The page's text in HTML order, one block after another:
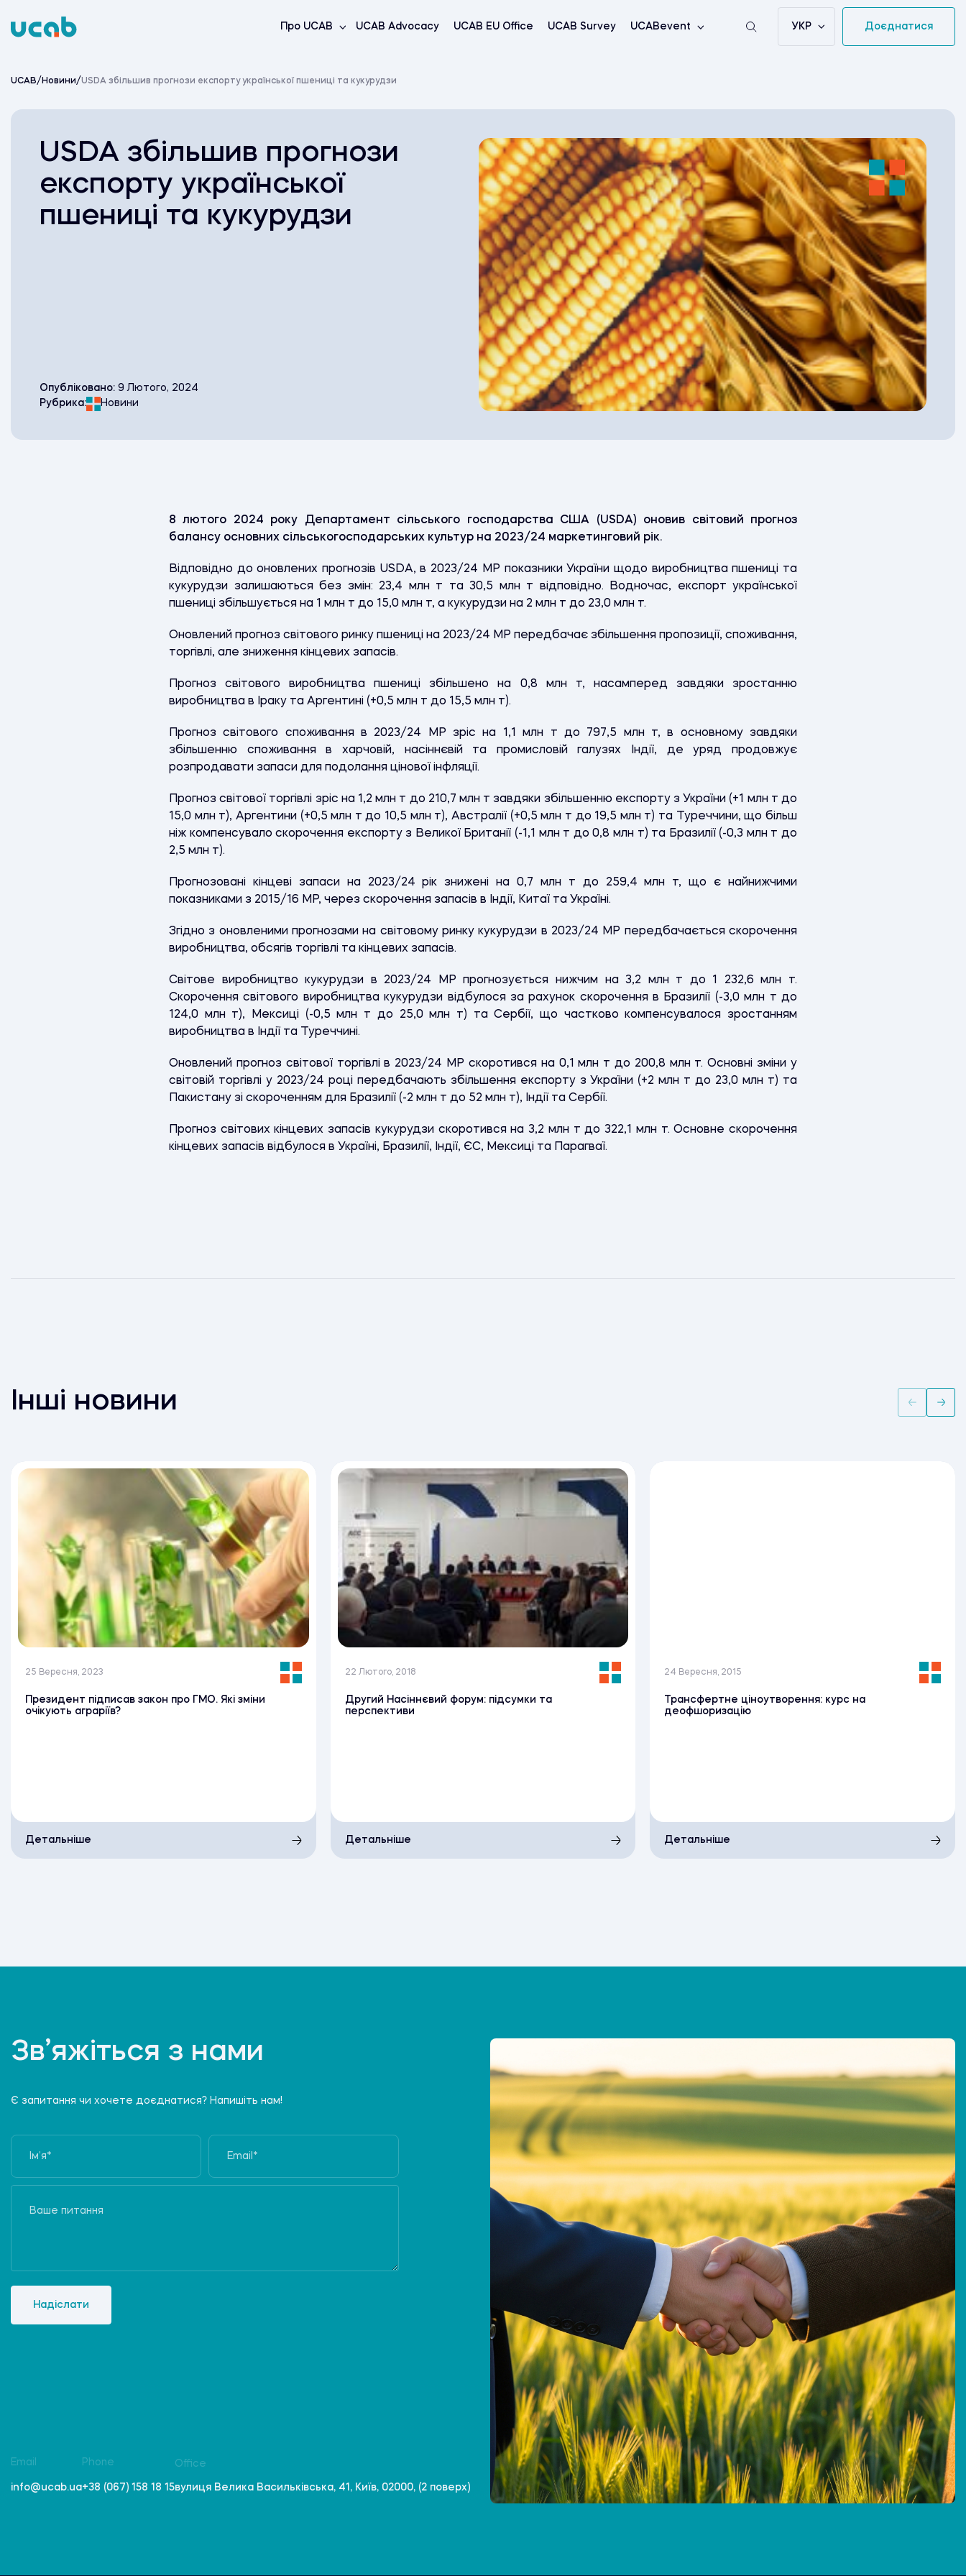
to
Про UCAB UCAB Advocacy UCAB EU Office UCAB Survey UCABevent УКР Доєднатися
UCAB/ Новини/USDA збільшив прогнози експорту української пшениці та кукурудзи
USDA збільшив прогнози
експорту української
пшениці та кукурудзи
Опубліковано: 9 Лютого, 2024
Рубрика:
Новини
8 лютого 2024 року Департамент сільського господарства США (USDA) оновив світовий прогноз
балансу основних сільськогосподарських культур на 2023/24 маркетинговий рік.
Відповідно до оновлених прогнозів USDA, в 2023/24 МР показники України щодо виробництва пшениці та
кукурудзи залишаються без змін: 23,4 млн т та 30,5 млн т відповідно. Водночас, експорт української
пшениці збільшується на 1 млн т до 15,0 млн т, а кукурудзи на 2 млн т до 23,0 млн т.
Оновлений прогноз світового ринку пшениці на 2023/24 МР передбачає збільшення пропозиції, споживання,
торгівлі, але зниження кінцевих запасів.
Прогноз світового виробництва пшениці збільшено на 0,8 млн т, насамперед завдяки зростанню
виробництва в Іраку та Аргентині (+0,5 млн т до 15,5 млн т).
Прогноз світового споживання в 2023/24 МР зріс на 1,1 млн т до 797,5 млн т, в основному завдяки
збільшенню споживання в харчовій, насіннєвій та промисловій галузях Індії, де уряд продовжує
розпродавати запаси для подолання цінової інфляції.
Прогноз світової торгівлі зріс на 1,2 млн т до 210,7 млн т завдяки збільшенню експорту з України (+1 млн т до
15,0 млн т), Аргентини (+0,5 млн т до 10,5 млн т), Австралії (+0,5 млн т до 19,5 млн т) та Туреччини, що більш
ніж компенсувало скорочення експорту з Великої Британії (-1,1 млн т до 0,8 млн т) та Бразилії (-0,3 млн т до
2,5 млн т).
Прогнозовані кінцеві запаси на 2023/24 рік знижені на 0,7 млн т до 259,4 млн т, що є найнижчими
показниками з 2015/16 МР, через скорочення запасів в Індії, Китаї та Україні.
Згідно з оновленими прогнозами на світовому ринку кукурудзи в 2023/24 МР передбачається скорочення
виробництва, обсягів торгівлі та кінцевих запасів.
Світове виробництво кукурудзи в 2023/24 МР прогнозується нижчим на 3,2 млн т до 1 232,6 млн т.
Скорочення світового виробництва кукурудзи відбулося за рахунок скорочення в Бразилії (-3,0 млн т до
124,0 млн т), Мексиці (-0,5 млн т до 25,0 млн т) та Сербії, що частково компенсувалося зростанням
виробництва в Індії та Туреччині.
Оновлений прогноз світової торгівлі в 2023/24 МР скоротився на 0,1 млн т до 200,8 млн т. Основні зміни у
світовій торгівлі у 2023/24 році передбачають збільшення експорту з України (+2 млн т до 23,0 млн т) та
Пакистану зі скороченням для Бразилії (-2 млн т до 52 млн т), Індії та Сербії.
Прогноз світових кінцевих запасів кукурудзи скоротився на 3,2 млн т до 322,1 млн т. Основне скорочення
кінцевих запасів відбулося в Україні, Бразилії, Індії, ЄС, Мексиці та Парагваї.
Інші новини
25 Вересня, 2023
Президент підписав закон про ГМО. Які зміни
очікують аграріїв?
Детальніше
22 Лютого, 2018
Другий Насіннєвий форум: підсумки та
перспективи
Детальніше
24 Вересня, 2015
Трансфертне ціноутворення: курс на
деофшоризацію
Детальніше
Зв’яжіться з нами
Є запитання чи хочете доєднатися? Напишіть нам!
Надіслати
Email
info@ucab.ua
Phone
+38 (067) 158 18 15
Office
вулиця Велика Васильківська, 41, Київ, 02000, (2 поверх)